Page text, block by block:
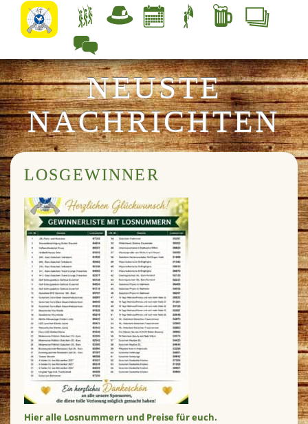
NEUSTE
NACHRICHTEN
LOSGEWINNER
Hier alle Losnummern und Preise für euch.